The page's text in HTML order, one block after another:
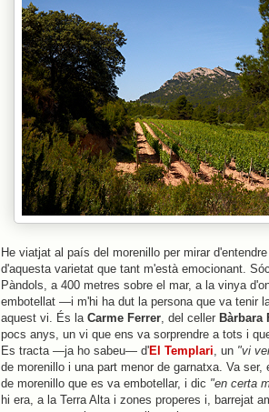
He viatjat al país del morenillo per mirar
d'aquesta varietat que tant m'està emocionant.
Pàndols, a 400 metres sobre el mar, a la vinya
embotellat —i m'hi ha dut la persona que va tenir
aquest vi. És la Carme Ferrer, del celler Bàrbara
pocs anys, un vi que ens va sorprendre a tots i
Es tracta —ja ho sabeu— d'El Templari, un "vi
de morenillo i una part menor de garnatxa. Va ser,
de morenillo que es va embotellar, i dic "en certa
hi era, a la Terra Alta i zones properes i, barrejat